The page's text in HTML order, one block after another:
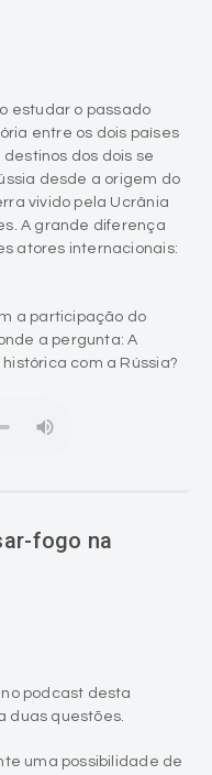
estudar o passado
entre os dois países
dos dois se
desde a origem do
vivido pela Ucrânia
A grande diferença
atores internacionais:
a participação do
a pergunta: A
com a Rússia?
fogo na
podcast desta
duas questões.
uma possibilidade de